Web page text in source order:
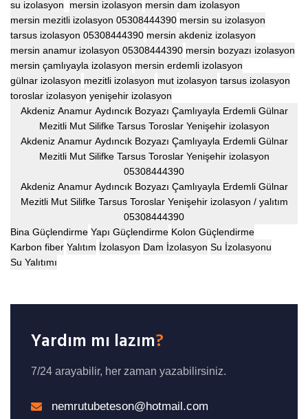
su izolasyon
mersin izolasyon mersin dam izolasyon
mersin mezitli izolasyon 05308444390 mersin su izolasyon
tarsus izolasyon 05308444390 mersin akdeniz izolasyon
mersin anamur izolasyon 05308444390 mersin bozyazı izolasyon
mersin çamlıyayla izolasyon mersin erdemli izolasyon
gülnar izolasyon mezitli izolasyon mut izolasyon tarsus izolasyon
toroslar izolasyon yenişehir izolasyon
Akdeniz Anamur Aydıncık Bozyazı Çamlıyayla Erdemli Gülnar
Mezitli Mut Silifke Tarsus Toroslar Yenişehir izolasyon
Akdeniz Anamur Aydıncık Bozyazı Çamlıyayla Erdemli Gülnar
Mezitli Mut Silifke Tarsus Toroslar Yenişehir izolasyon
05308444390
Akdeniz Anamur Aydıncık Bozyazı Çamlıyayla Erdemli Gülnar
Mezitli Mut Silifke Tarsus Toroslar Yenişehir izolasyon / yalıtım
05308444390
Bina Güçlendirme Yapı Güçlendirme Kolon Güçlendirme
Karbon fiber Yalıtım İzolasyon Dam İzolasyon Su İzolasyonu
Su Yalıtımı
Yardım mı lazım?
7/24 arayabilir, her zaman yazabilirsiniz.
nemrutubeteson@hotmail.com